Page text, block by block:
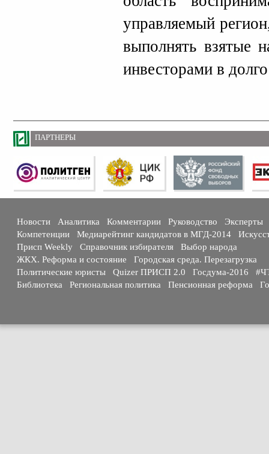
управляемый
выполнять взятые
инвесторами в
ПАРТНЕРЫ
Новости Аналитика Комментарии Руководство
Эксперты
Компетенции
Медиарейтинг кандидатов в МГД-2014
Присп Weekly
Справочник избирателя
Выбор народа
ЖКХ. Реформа и состояние
Городская среда. Перезагрузка
Политические юристы
Quizer ПРИСП 2.0 Госдума-2016
Библиотека
Региональная политика Пенсионная реформа